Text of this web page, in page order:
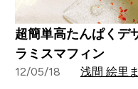
超簡単高たんぱくデ
ラミスマフィン
12/05/18 浅間 絵里